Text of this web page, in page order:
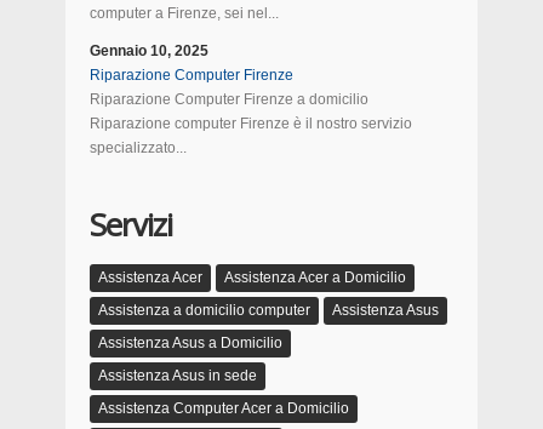
computer a Firenze, sei nel...
Gennaio 10, 2025
Riparazione Computer Firenze
Riparazione Computer Firenze a domicilio
Riparazione computer Firenze è il nostro servizio
specializzato...
Servizi
Assistenza Acer
Assistenza Acer a Domicilio
Assistenza a domicilio computer
Assistenza Asus
Assistenza Asus a Domicilio
Assistenza Asus in sede
Assistenza Computer Acer a Domicilio